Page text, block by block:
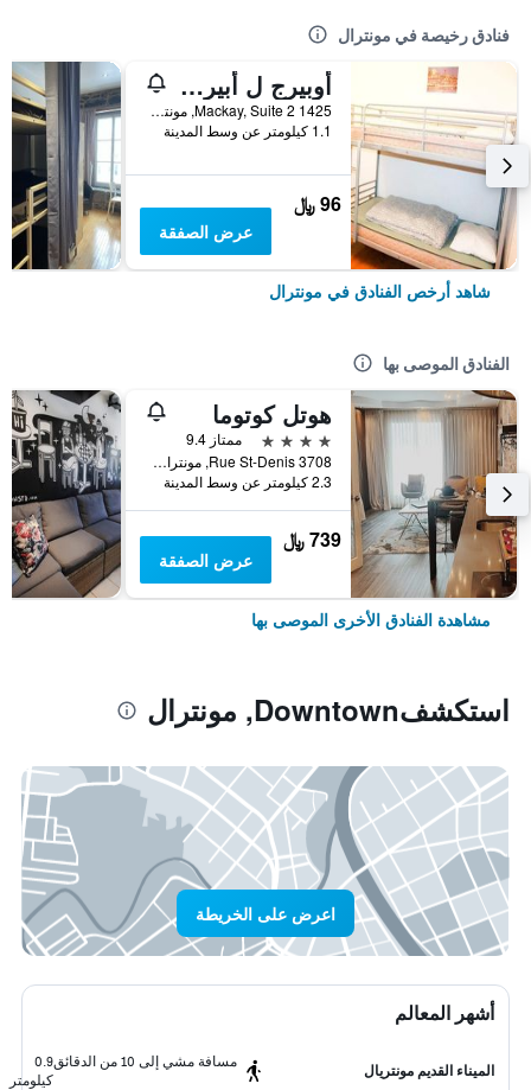
فنادق رخيصة في مونترال
أوبيرج ل أبيرو - هوستل
1425 Mackay, Suite 2, مونترال, QC, كندا
1.1 كيلومتر عن وسط المدينة
96 ﷼
عرض الصفقة
شاهد أرخص الفنادق في مونترال
الفنادق الموصى بها
هوتل كوتوما
4 نجوم
ممتاز 9.4
3708 Rue St-Denis, مونترال, QC, كندا
2.3 كيلومتر عن وسط المدينة
739 ﷼
عرض الصفقة
مشاهدة الفنادق الأخرى الموصى بها
استكشفDowntown, مونترال
اعرض على الخريطة
أشهر المعالم
الميناء القديم مونتريال
مسافة مشي إلى 10 من الدقائق
0.9
كيلومتر